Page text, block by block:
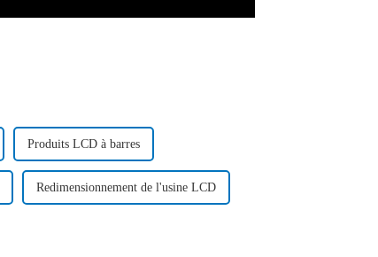
Produits LCD à barres
Redimensionnement de l'usine LCD